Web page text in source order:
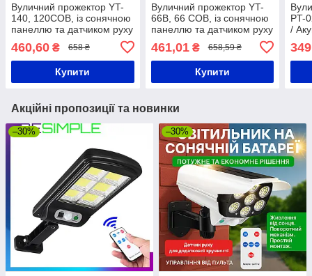
Вуличний прожектор YT-
140, 120COB, із сонячною
панеллю та датчиком руху
ліхтар на стовп
460,60 ₴ 658 ₴
Купити
Вуличний прожектор YT-
66B, 66 COB, із сонячною
панеллю та датчиком руху
ліхтар на стовп
461,01₴ 658,59 ₴
Купити
PT-
/
Акційні пропозиції та новинки
–30% –30%